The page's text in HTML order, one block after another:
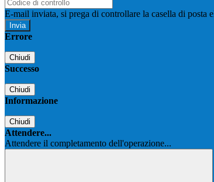
E-mail inviata, si prega di controllare la casella di posta
Errore
Chiudi
Successo
Chiudi
Informazione
Chiudi
Attendere...
Attendere il completamento dell'operazione...